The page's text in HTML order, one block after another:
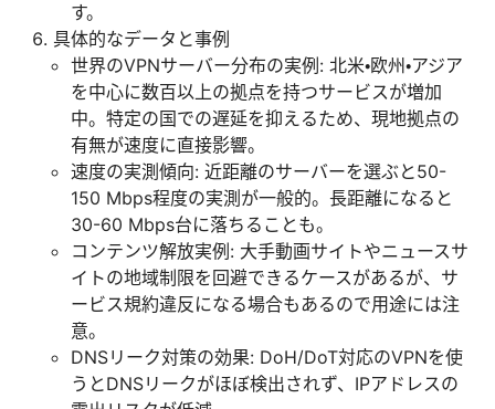
す。
具体的なデータと事例
世界のVPNサーバー分布の実例: 北米・欧州・アジア
を中心に数百以上の拠点を持つサービスが増加
中。特定の国での遅延を抑えるため、現地拠点の
有無が速度に直接影響。
速度の実測傾向: 近距離のサーバーを選ぶと50-
150 Mbps程度の実測が一般的。長距離になると
30-60 Mbps台に落ちることも。
コンテンツ解放実例: 大手動画サイトやニュースサ
イトの地域制限を回避できるケースがあるが、サ
ービス規約違反になる場合もあるので用途には注
意。
DNSリーク対策の効果: DoH/DoT対応のVPNを使
うとDNSリークがほぼ検出されず、IPアドレスの